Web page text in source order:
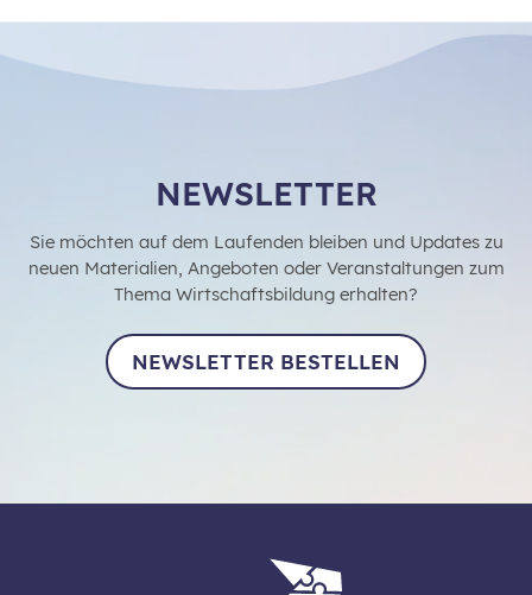
NEWSLETTER
Sie möchten auf dem Laufenden bleiben und Updates zu
neuen Materialien, Angeboten oder Veranstaltungen zum
Thema Wirtschaftsbildung erhalten?
NEWSLETTER BESTELLEN